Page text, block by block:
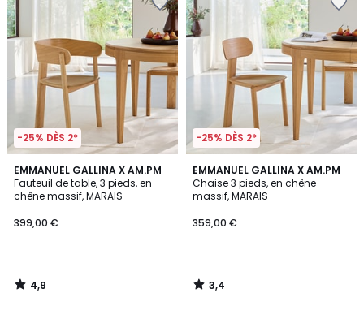
-25% DÈS 2*
EMMANUEL GALLINA X AM.PM
Fauteuil de table, 3 pieds, en
chêne massif, MARAIS
399,00 €
4,9
/ 5
4,9
/
-25% DÈS 2*
EMMANUEL GALLINA X AM.PM
Chaise 3 pieds, en chêne
massif, MARAIS
359,00 €
3,4
/ 5
3,4
/